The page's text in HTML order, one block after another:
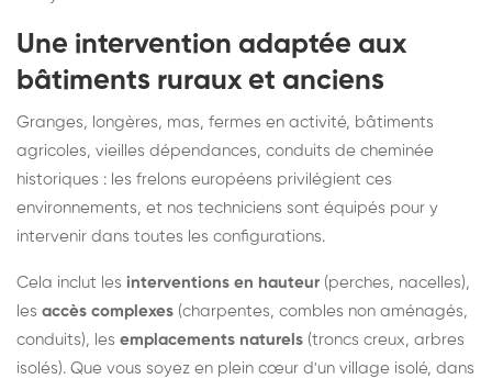
Une intervention adaptée aux
bâtiments ruraux et anciens
Granges, longères, mas, fermes en activité, bâtiments
agricoles, vieilles dépendances, conduits de cheminée
historiques : les frelons européens privilégient ces
environnements, et nos techniciens sont équipés pour y
intervenir dans toutes les configurations.
Cela inclut les interventions en hauteur (perches, nacelles),
les accès complexes (charpentes, combles non aménagés,
conduits), les emplacements naturels (troncs creux, arbres
isolés). Que vous soyez en plein cœur d'un village isolé, dans